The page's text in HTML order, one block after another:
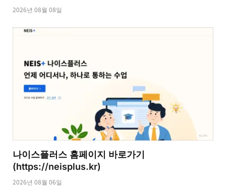
2026년 08월 08일
나이스플러스 홈페이지 바로가기
(https://neisplus.kr)
2026년 08월 06일